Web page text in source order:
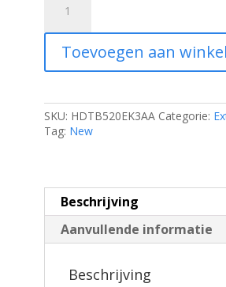
Canvio
Externe
Harde
Schijf
2TB
|
USB
aantal
Toevoegen aan
SKU: HDTB520EK3AA Categorie:
Tag: New
Beschrijving
Aanvullende informatie
Beschrijving